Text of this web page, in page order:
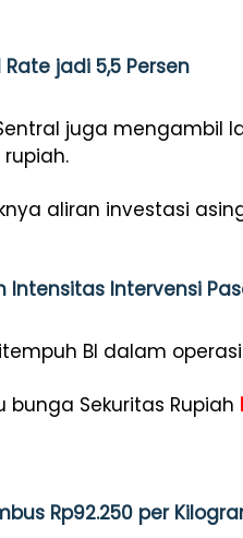
jadi 5,5 Persen
juga mengambil
aliran investasi
Intensitas Intervensi
BI dalam
bunga Sekuritas Rupiah
Rp92.250 per